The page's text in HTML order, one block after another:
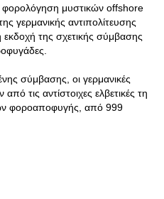
φορολόγηση μυστικών offshore
γερμανικής αντιπολίτευσης
της σχετικής σύμβασης
σύμβασης, οι γερμανικές
τις αντίστοιχες ελβετικές τη
φοροαποφυγής, από 999